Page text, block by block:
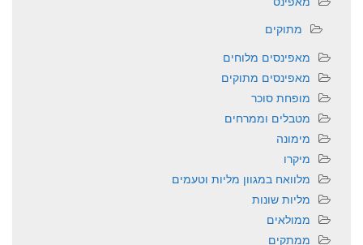
מתוקים
מאפינסים מלוחים
מאפינסים מתוקים
מופחת סוכר
מטבלים וממרחים
מימונה
מיקרו
מלוואח במגוון מליות וטעמים
מליות שונות
ממולאים
ממתקים